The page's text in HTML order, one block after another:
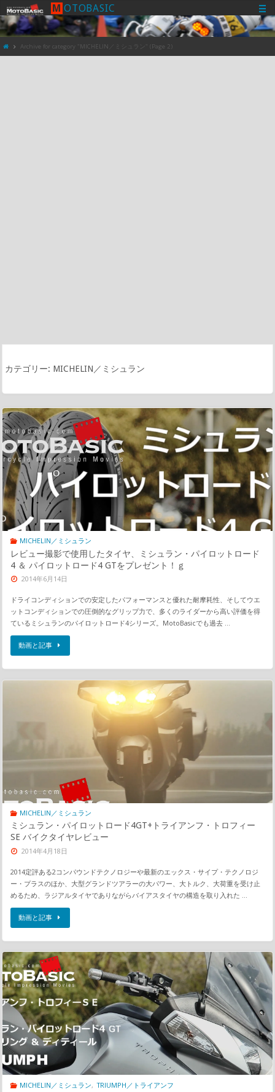
M OTOBASIC
Archive for category "MICHELIN／ミシュラン" (Page 2)
カテゴリー: MICHELIN／ミシュラン
MICHELIN／ミシュラン
レビュー撮影で使用したタイヤ、ミシュラン・パイロットロード
4 ＆ パイロットロード4 GTをプレゼント！ｇ
2014年6月14日
ドライコンディションでの安定したパフォーマンスと優れた耐摩耗性、そしてウエ
ットコンディションでの圧倒的なグリップ力で、多くのライダーから高い評価を得
ているミシュランのパイロットロード4シリーズ。MotoBasicでも過去 …
動画と記事
MICHELIN／ミシュラン
ミシュラン・パイロットロード4GT+トライアンフ・トロフィー
SE バイクタイヤレビュー
2014年4月18日
2014定評ある2コンパウンドテクノロジーや最新のエックス・サイプ・テクノロジ
ー・プラスのほか、大型グランドツアラーの大パワー、大トルク、大荷重を受け止
めるため、ラジアルタイヤでありながらバイアスタイヤの構造を取り入れた …
動画と記事
MICHELIN／ミシュラン, TRIUMPH／トライアンフ